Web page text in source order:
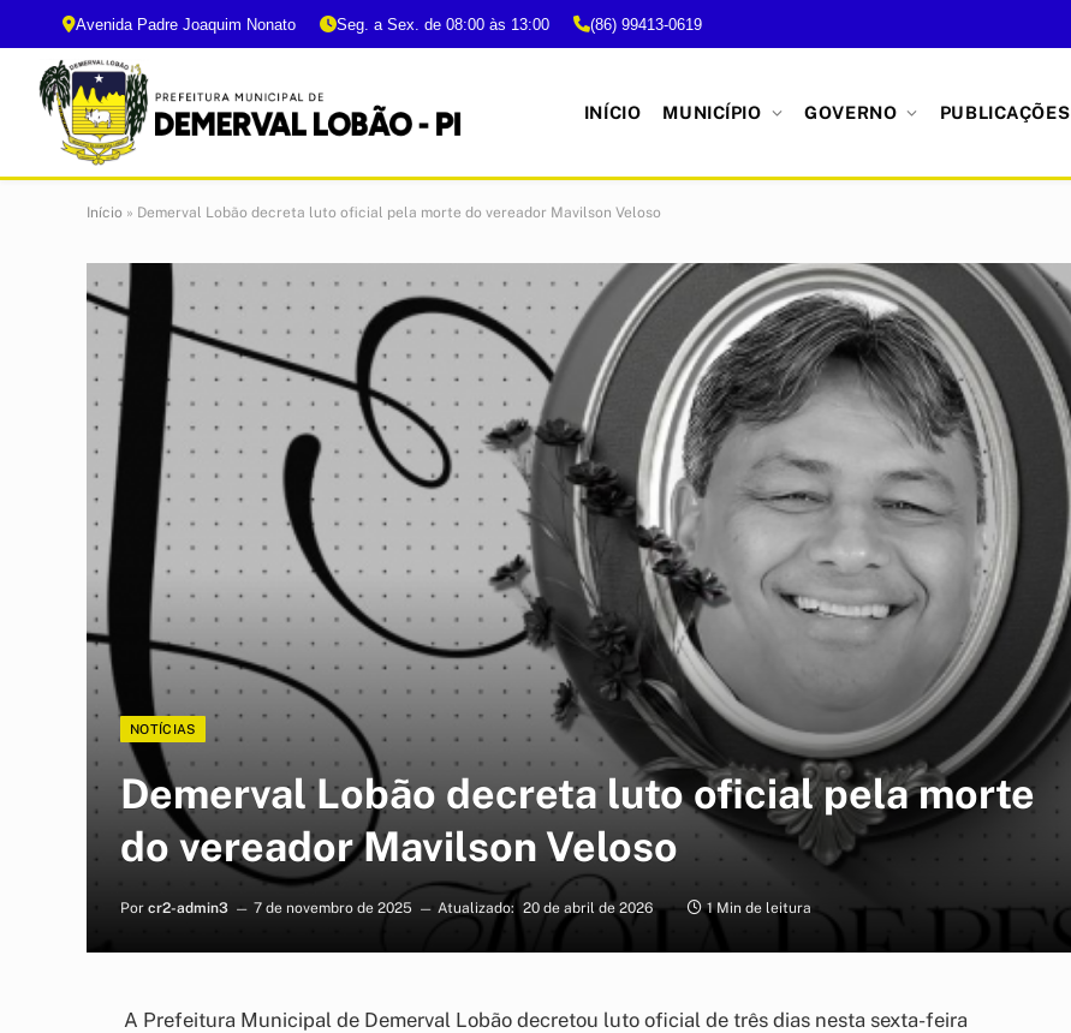
Avenida Padre Joaquim Nonato Seg. a Sex. de 08:00 às 13:00 (86) 99413-0619
INÍCIO MUNICÍPIO GOVERNO PUBLICAÇÕES
Início » Demerval Lobão decreta luto oficial pela morte do vereador Mavilson Veloso
NOTÍCIAS
Demerval Lobão decreta luto oficial pela morte
do vereador Mavilson Veloso
Por cr2-admin3 7 de novembro de 2025 Atualizado: 20 de abril de 2026 1 Min de leitura
A Prefeitura Municipal de Demerval Lobão decretou luto oficial de três dias nesta sexta-feira